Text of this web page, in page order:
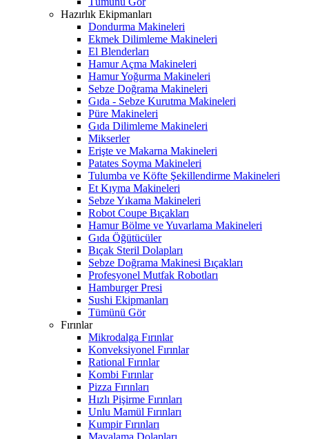
Hazırlık Ekipmanları
Dondurma Makineleri
Ekmek Dilimleme Makineleri
El Blenderları
Hamur Açma Makineleri
Hamur Yoğurma Makineleri
Sebze Doğrama Makineleri
Gıda - Sebze Kurutma Makineleri
Püre Makineleri
Gıda Dilimleme Makineleri
Mikserler
Erişte ve Makarna Makineleri
Patates Soyma Makineleri
Tulumba ve Köfte Şekillendirme Makineleri
Et Kıyma Makineleri
Sebze Yıkama Makineleri
Robot Coupe Bıçakları
Hamur Bölme ve Yuvarlama Makineleri
Gıda Öğütücüler
Bıçak Steril Dolapları
Sebze Doğrama Makinesi Bıçakları
Profesyonel Mutfak Robotları
Hamburger Presi
Sushi Ekipmanları
Tümünü Gör
Fırınlar
Mikrodalga Fırınlar
Konveksiyonel Fırınlar
Rational Fırınlar
Kombi Fırınlar
Pizza Fırınları
Hızlı Pişirme Fırınları
Unlu Mamül Fırınları
Kumpir Fırınları
Mayalama Dolapları